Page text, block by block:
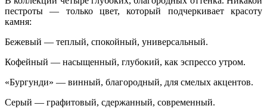
пестроты — только цвет, который подчеркивает красоту
камня:
Бежевый — теплый, спокойный, универсальный.
Кофейный — насыщенный, глубокий, как эспрессо утром.
«Бургунди» — винный, благородный, для смелых акцентов.
Серый — графитовый, сдержанный, современный.